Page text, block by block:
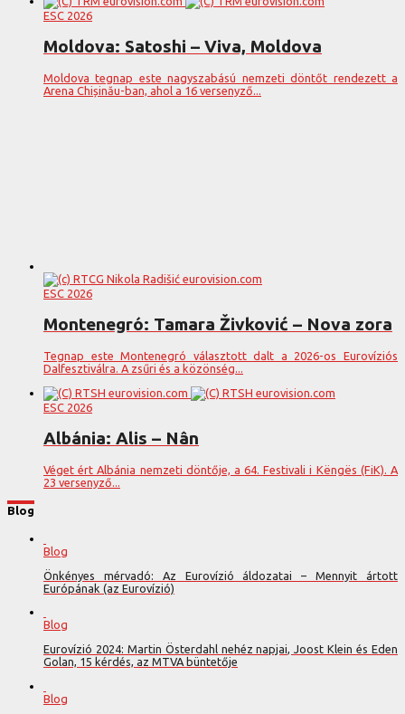
ESC 2026
Moldova: Satoshi – Viva, Moldova
Moldova tegnap este nagyszabású nemzeti döntőt rendezett a
Arena Chișinău-ban, ahol a 16 versenyző...
ESC 2026
Montenegró: Tamara Živković – Nova zora
Tegnap este Montenegró választott dalt a 2026-os Eurovíziós
Dalfesztiválra. A zsűri és a közönség...
ESC 2026
Albánia: Alis – Nân
Véget ért Albánia nemzeti döntője, a 64. Festivali i Këngës (FiK). A
23 versenyző...
Blog
Blog
Önkényes mérvadó: Az Eurovízió áldozatai – Mennyit ártott
Európának (az Eurovízió)
Blog
Eurovízió 2024: Martin Österdahl nehéz napjai, Joost Klein és Eden
Golan, 15 kérdés, az MTVA büntetője
Blog